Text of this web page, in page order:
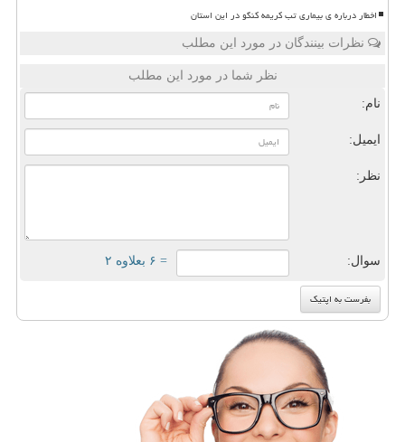
اخطار درباره ی بیماری تب کریمه کنگو در این استان
نظرات بینندگان در مورد این مطلب
نظر شما در مورد این مطلب
نام:
ایمیل:
نظر:
سوال: = ۶ بعلاوه ۲